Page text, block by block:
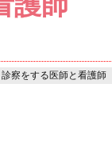
診察をする医師と看護師